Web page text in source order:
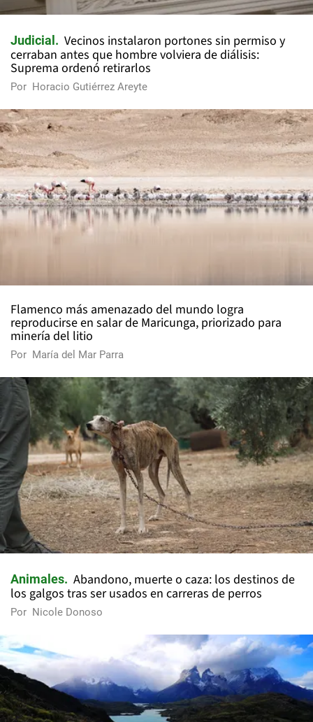
Judicial
Vecinos instalaron portones sin permiso y
cerraban antes que hombre volviera de diálisis:
Suprema ordenó retirarlos
Por Horacio Gutiérrez Areyte
Flamenco más amenazado del mundo logra
reproducirse en salar de Maricunga, priorizado para
minería del litio
Por María del Mar Parra
Animales
Abandono, muerte o caza: los destinos de
los galgos tras ser usados en carreras de perros
Por Nicole Donoso